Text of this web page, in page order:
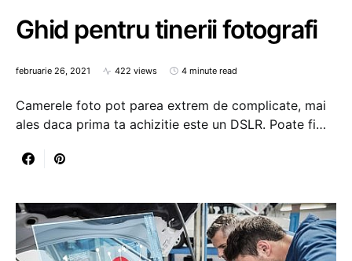
Ghid pentru tinerii fotografi
februarie 26, 2021 422 views 4 minute read
Camerele foto pot parea extrem de complicate, mai
ales daca prima ta achizitie este un DSLR. Poate fi…